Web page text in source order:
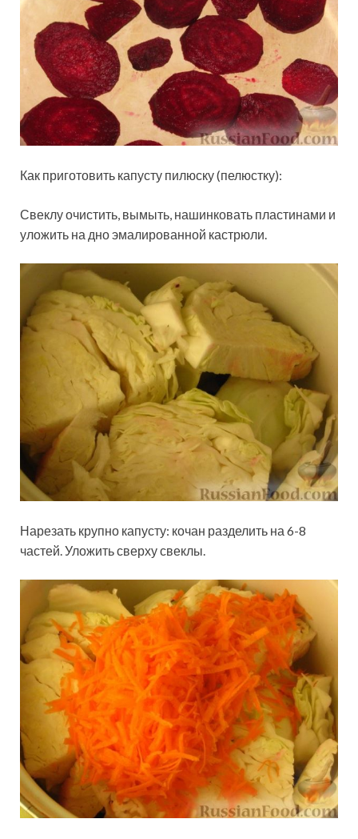
Как приготовить капусту пилюску (пелюстку):
Свеклу очистить, вымыть, нашинковать пластинами и
уложить на дно эмалированной кастрюли.
Нарезать крупно капусту: кочан разделить на 6-8
частей. Уложить сверху свеклы.